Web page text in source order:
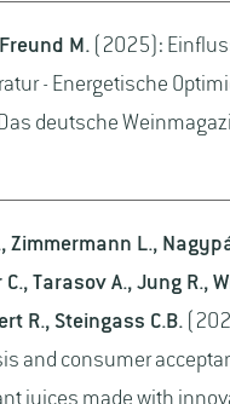
M. (2025):
- Energetische
deutsche
Zimmermann L.,
Tarasov A., Jung R.,
R., Steingass C.B.
and consumer
juices made with